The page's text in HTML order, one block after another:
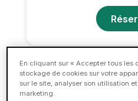
En cliquant sur « Accepter tous les
stockage de cookies sur votre
sur le site, analyser son utilisation
marketing.